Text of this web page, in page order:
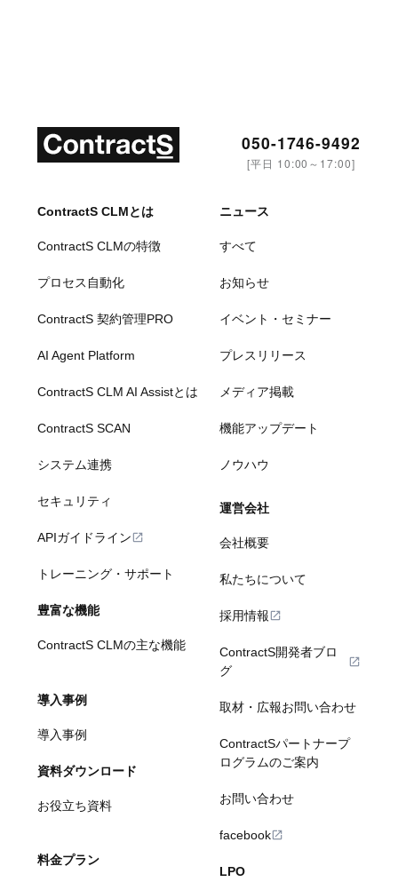
050-1746-9492
[平日 10:00～17:00]
ContractS CLMとは
ContractS CLMの特徴
プロセス自動化
ContractS 契約管理PRO
AI Agent Platform
ContractS CLM AI Assistとは
ContractS SCAN
システム連携
セキュリティ
APIガイドライン
トレーニング・サポート
豊富な機能
ContractS CLMの主な機能
導入事例
導入事例
資料ダウンロード
お役立ち資料
料金プラン
ニュース
すべて
お知らせ
イベント・セミナー
プレスリリース
メディア掲載
機能アップデート
ノウハウ
運営会社
会社概要
私たちについて
採用情報
ContractS開発者ブロ
グ
取材・広報お問い合わせ
ContractSパートナープ
ログラムのご案内
お問い合わせ
facebook
LPO